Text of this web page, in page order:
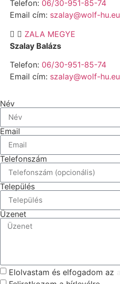
Telefon: 06/30-951-85-74
Email cím: szalay@wolf-hu.eu
ZALA MEGYE
Szalay Balázs
Telefon: 06/30-951-85-74
Email cím: szalay@wolf-hu.eu
Név
Email
Telefonszám
Település
Üzenet
Elolvastam és elfogadom az